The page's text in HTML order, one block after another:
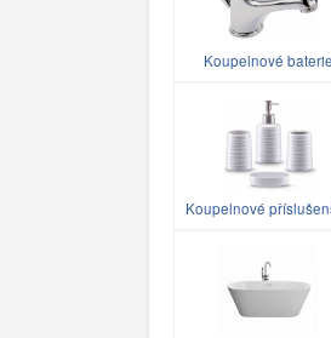
Koupelnové baterie
Koupelnové